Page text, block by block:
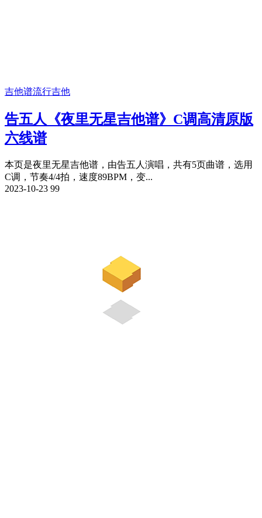
吉他谱流行吉他
告五人《夜里无星吉他谱》C调高清原版
六线谱
本页是夜里无星吉他谱，由告五人演唱，共有5页曲谱，选用
C调，节奏4/4拍，速度89BPM，变...
2023-10-23 99